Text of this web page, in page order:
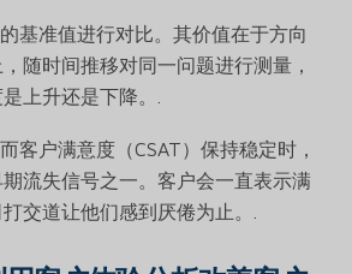
基准值进行对比。其价值在于方向
随时间推移对同一问题进行测量，
上升还是下降。.
客户满意度（CSAT）保持稳定时，
流失信号之一。客户会一直表示满
交道让他们感到厌倦为止。.